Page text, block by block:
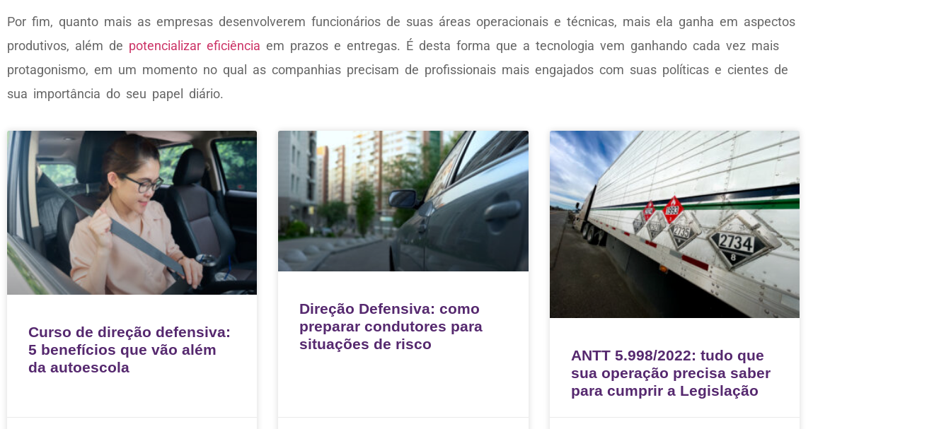
Por fim, quanto mais as empresas desenvolverem funcionários de suas áreas operacionais e técnicas, mais ela ganha em aspectos
produtivos, além de potencializar eficiência em prazos e entregas. É desta forma que a tecnologia vem ganhando cada vez mais
protagonismo, em um momento no qual as companhias precisam de profissionais mais engajados com suas políticas e cientes de
sua importância do seu papel diário.
Curso de direção defensiva:
5 benefícios que vão além
da autoescola
Direção Defensiva: como
preparar condutores para
situações de risco
ANTT 5.998/2022: tudo que
sua operação precisa saber
para cumprir a Legislação